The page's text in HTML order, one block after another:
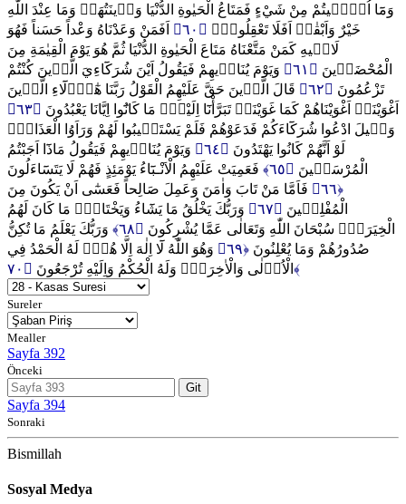
وَمَٓا اُو۫ت۪يتُمْ مِنْ شَيْءٍ فَمَتَاعُ الْحَيٰوةِ الدُّنْيَا وَز۪ينَتُهَاۚ وَمَا عِنْدَ اللّٰهِ
خَيْرٌ وَاَبْقٰىۜ اَفَلَا تَعْقِلُونَ۟ ﴿٦٠﴾
اَفَمَنْ وَعَدْنَاهُ وَعْداً حَسَناً فَهُوَ
لَاق۪يهِ كَمَنْ مَتَّعْنَاهُ مَتَاعَ الْحَيٰوةِ الدُّنْيَا ثُمَّ هُوَ يَوْمَ الْقِيٰمَةِ مِنَ
الْمُحْضَر۪ينَ ﴿٦١﴾
وَيَوْمَ يُنَاد۪يهِمْ فَيَقُولُ اَيْنَ شُرَكَٓاءِيَ الَّذ۪ينَ كُنْتُمْ
تَزْعُمُونَ ﴿٦٢﴾
قَالَ الَّذ۪ينَ حَقَّ عَلَيْهِمُ الْقَوْلُ رَبَّنَا هٰٓؤُ۬لَٓاءِ الَّذ۪ينَ
اَغْوَيْنَاۚ اَغْوَيْنَاهُمْ كَمَا غَوَيْنَاۚ تَبَرَّأْنَٓا اِلَيْكَۘ مَا كَانُٓوا اِيَّانَا يَعْبُدُونَ ﴿٦٣﴾
وَق۪يلَ ادْعُوا شُرَكَٓاءَكُمْ فَدَعَوْهُمْ فَلَمْ يَسْتَج۪يبُوا لَهُمْ وَرَاَوُا الْعَذَابَۚ
لَوْ اَنَّهُمْ كَانُوا يَهْتَدُونَ ﴿٦٤﴾
وَيَوْمَ يُنَاد۪يهِمْ فَيَقُولُ مَاذَٓا اَجَبْتُمُ
الْمُرْسَل۪ينَ ﴿٦٥﴾
فَعَمِيَتْ عَلَيْهِمُ الْاَنْـبَٓاءُ يَوْمَئِذٍ فَهُمْ لَا يَتَسَٓاءَلُونَ
﴿٦٦﴾
فَاَمَّا مَنْ تَابَ وَاٰمَنَ وَعَمِلَ صَالِحاً فَعَسٰٓى اَنْ يَكُونَ مِنَ
الْمُفْلِح۪ينَ ﴿٦٧﴾
وَرَبُّكَ يَخْلُقُ مَا يَشَٓاءُ وَيَخْتَارُۜ مَا كَانَ لَهُمُ
الْخِيَرَةُۜ سُبْحَانَ اللّٰهِ وَتَعَالٰى عَمَّا يُشْرِكُونَ ﴿٦٨﴾
وَرَبُّكَ يَعْلَمُ مَا تُكِنُّ
صُدُورُهُمْ وَمَا يُعْلِنُونَ ﴿٦٩﴾
وَهُوَ اللّٰهُ لَٓا اِلٰهَ اِلَّا هُوَۜ لَهُ الْحَمْدُ فِي
الْاُو۫لٰى وَالْاٰخِرَةِۘ وَلَهُ الْحُكْمُ وَاِلَيْهِ تُرْجَعُونَ ﴿٧٠﴾
Sureler
Mealler
Sayfa 392
Önceki
Git
Sayfa 394
Sonraki
Bismillah
Sosyal Medya